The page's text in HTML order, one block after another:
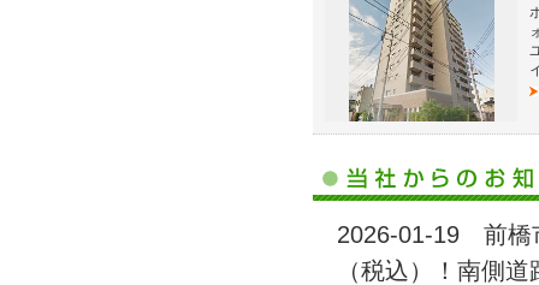
2026-01-19 前橋
（税込）！南側